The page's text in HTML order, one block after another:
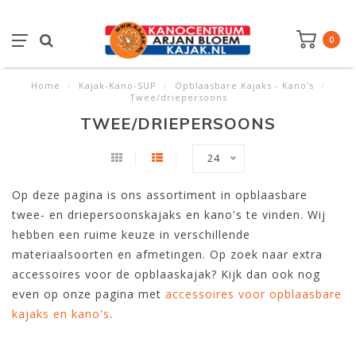
0
Home / Kajak-Kano-SUP / Opblaasbare Kajaks - Kano's
/
Twee/driepersoons
TWEE/DRIEPERSOONS
24
Op deze pagina is ons assortiment in opblaasbare
twee- en driepersoonskajaks en kano's te vinden. Wij
hebben een ruime keuze in verschillende
materiaalsoorten en afmetingen. Op zoek naar extra
accessoires voor de opblaaskajak? Kijk dan ook nog
even op onze pagina met accessoires voor opblaasbare
kajaks en kano's.